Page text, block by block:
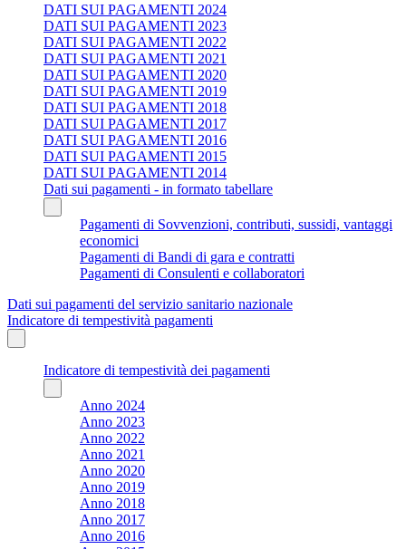
DATI SUI PAGAMENTI 2024
DATI SUI PAGAMENTI 2023
DATI SUI PAGAMENTI 2022
DATI SUI PAGAMENTI 2021
DATI SUI PAGAMENTI 2020
DATI SUI PAGAMENTI 2019
DATI SUI PAGAMENTI 2018
DATI SUI PAGAMENTI 2017
DATI SUI PAGAMENTI 2016
DATI SUI PAGAMENTI 2015
DATI SUI PAGAMENTI 2014
Dati sui pagamenti - in formato tabellare
Pagamenti di Sovvenzioni, contributi, sussidi, vantaggi
economici
Pagamenti di Bandi di gara e contratti
Pagamenti di Consulenti e collaboratori
Dati sui pagamenti del servizio sanitario nazionale
Indicatore di tempestività pagamenti
Indicatore di tempestività dei pagamenti
Anno 2024
Anno 2023
Anno 2022
Anno 2021
Anno 2020
Anno 2019
Anno 2018
Anno 2017
Anno 2016